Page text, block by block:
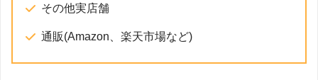
その他実店舗
通販(Amazon、楽天市場など)